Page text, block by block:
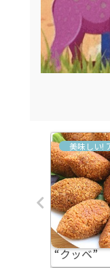
シリアと
料理 アラ
“クッベ”